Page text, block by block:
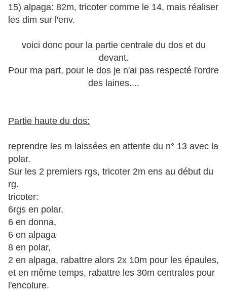
15) alpaga: 82m, tricoter comme le 14, mais réaliser
les dim sur l'env.
voici donc pour la partie centrale du dos et du
devant.
Pour ma part, pour le dos je n'ai pas respecté l'ordre
des laines....
Partie haute du dos:
reprendre les m laissées en attente du n° 13 avec la
polar.
Sur les 2 premiers rgs, tricoter 2m ens au début du
rg.
tricoter:
6rgs en polar,
6 en donna,
6 en alpaga
8 en polar,
2 en alpaga, rabattre alors 2x 10m pour les épaules,
et en même temps, rabattre les 30m centrales pour
l'encolure.